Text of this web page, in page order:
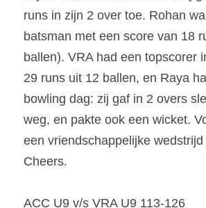
runs in zijn 2 over toe. Rohan
batsman met een score van 18
ballen). VRA had een topscorer
29 runs uit 12 ballen, en Raya
bowling dag: zij gaf in 2 overs
weg, en pakte ook een wicket.
een vriendschappelijke wedstrijd
Cheers.
ACC U9 v/s VRA U9 113-126